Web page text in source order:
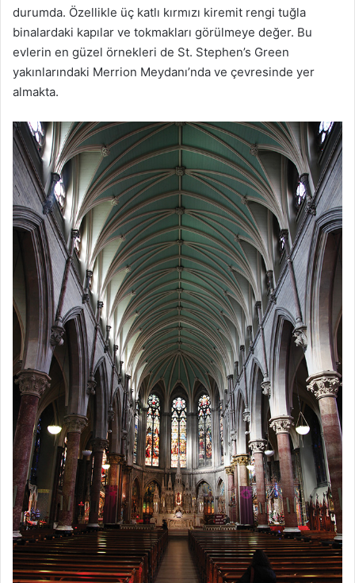
durumda. Özellikle üç katlı kırmızı kiremit rengi tuğla
binalardaki kapılar ve tokmakları görülmeye değer. Bu
evlerin en güzel örnekleri de St. Stephen’s Green
yakınlarındaki Merrion Meydanı’nda ve çevresinde yer
almakta.